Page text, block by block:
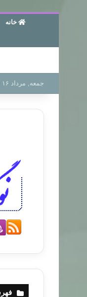
خانه
جمعه, مرداد ۱۶ ۱۴۰۵